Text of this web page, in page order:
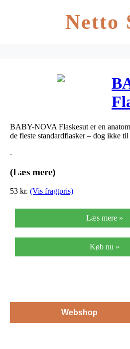
Netto
BABY-NOVA Flaskesut er en
de fleste standardflasker – dog ikke
.
(Læs mere)
53 kr. (Vis fragtpris)
Læs mere »
Køb nu »
Webshop